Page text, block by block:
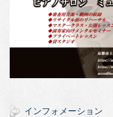
インフォメーション